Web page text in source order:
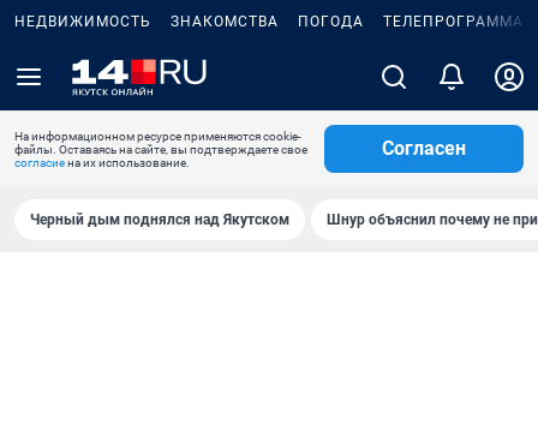
НЕДВИЖИМОСТЬ ЗНАКОМСТВА ПОГОДА ТЕЛЕПРОГРАММА
На информационном ресурсе применяются cookie-
файлы. Оставаясь на сайте, вы подтверждаете свое
согласиена их использование.
Согласен
Черный дым поднялся над Якутском Шнур объяснил почему не